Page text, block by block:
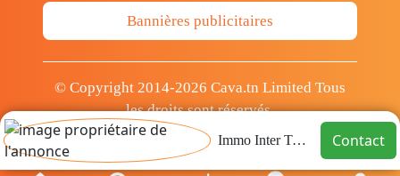
Immo Inter Tunisie Contact
Bannières publicitaires
© Copyright 2014-2026 Cava.tn Limited Tous
les droits sont réservés.